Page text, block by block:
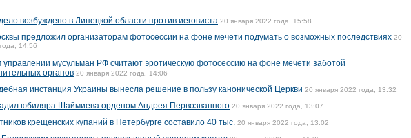
возбуждено в Липецкой области против иеговиста 20 января 2022 года, 15:58
предложил организаторам фотосессии на фоне мечети подумать о возможных последствиях 20
14:56
управлении мусульман РФ считают эротическую фотосессию на фоне мечети заботой
органов 20 января 2022 года, 14:06
инстанция Украины вынесла решение в пользу канонической Церкви 20 января 2022 года, 13:32
юбиляра Шаймиева орденом Андрея Первозванного 20 января 2022 года, 13:07
крещенских купаний в Петербурге составило 40 тыс. 20 января 2022 года, 13:02